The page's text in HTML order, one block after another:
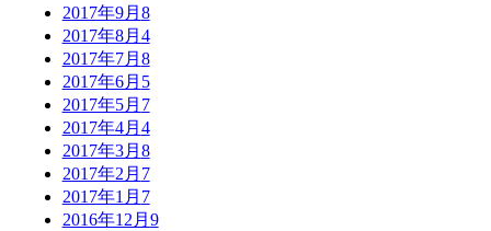
2017年9月 8
2017年8月 4
2017年7月 8
2017年6月 5
2017年5月 7
2017年4月 4
2017年3月 8
2017年2月 7
2017年1月 7
2016年12月 9